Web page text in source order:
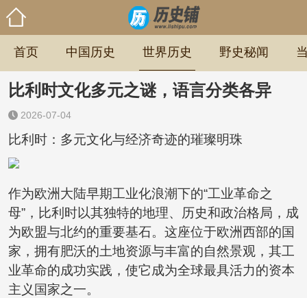
首页 中国历史 世界历史 野史秘闻
比利时文化多元之谜，语言分类各异
2026-07-04
比利时：多元文化与经济奇迹的璀璨明珠
作为欧洲大陆早期工业化浪潮下的“工业革命之
母”，比利时以其独特的地理、历史和政治格局，成
为欧盟与北约的重要基石。这座位于欧洲西部的国
家，拥有肥沃的土地资源与丰富的自然景观，其工
业革命的成功实践，使它成为全球最具活力的资本
主义国家之一。